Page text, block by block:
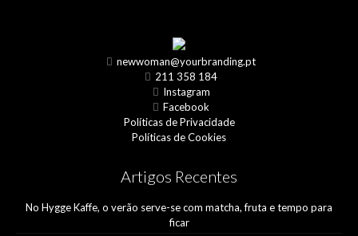
newwoman@yourbranding.pt
211 358 184
Instagram
Facebook
Políticas de Privacidade
Políticas de Cookies
Artigos Recentes
No Hygge Kaffe, o verão serve-se com matcha, fruta e tempo para
ficar